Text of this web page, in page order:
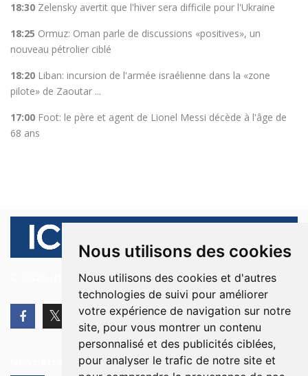
Nous utilisons des cookies
Nous utilisons des cookies et d'autres
technologies de suivi pour améliorer
votre expérience de navigation sur notre
site, pour vous montrer un contenu
personnalisé et des publicités ciblées,
pour analyser le trafic de notre site et
18:30 Zelensky avertit que l'hiver sera difficile pour l'Ukraine
18:25 Ormuz: Oman parle de discussions «positives», un
nouveau pétrolier ciblé
18:20 Liban: incursion de l'armée israélienne dans la «zone
pilote» de Zaoutar ...
17:00 Foot: le père et agent de Lionel Messi décède à l'âge de
68 ans
© 2026 Ici Beyrouth. Tous les droits sont réservés.